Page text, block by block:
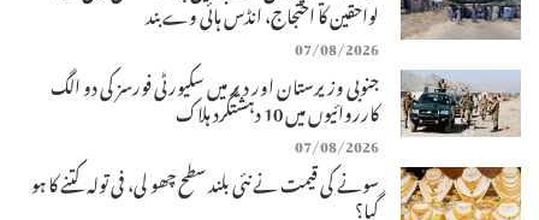
لواحقین کا احتجاج، انڈس ہائی وے بند
07/08/2026
جنوبی وزیرستان اور دیر میں سکیورٹی فورسز کی دو الگ
کارروائیوں میں 10 دہشتگرد ہلاک
07/08/2026
سونے کی قیمت نے نئی بلند سطح چھو لی، فی تولہ کتنے کا ہو
گیا؟